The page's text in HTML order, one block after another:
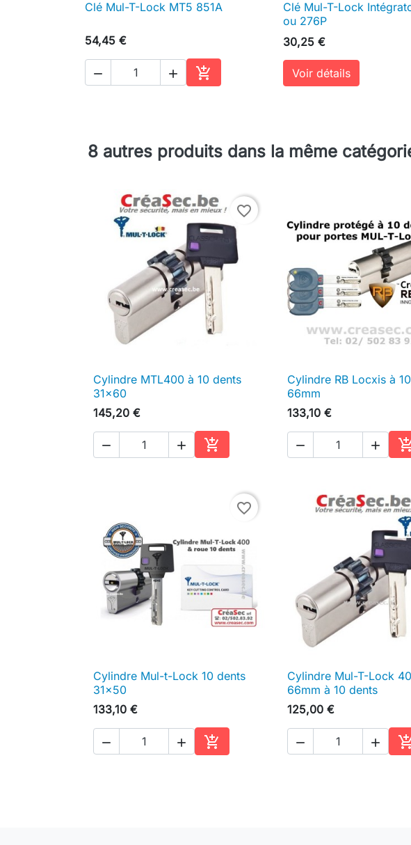
 Aperçu rapide
Clé Mul-T-Lock MT5 851A
54,45 €
  
Ajouter au panier
 Aperçu
Clé Mul-T-Lock
ou 276P
30,25 €
Voir détails
8 autres produits dans la même
favorite_border
 Aperçu rapide
Cylindre MTL400 à 10 dents
31x60
145,20 €
  
Ajouter au panier
 Aperçu
Cylindre RB Locxis à
66mm
133,10 €
 
favorite_border
 Aperçu rapide
Cylindre Mul-t-Lock 10 dents
31x50
133,10 €
  
Ajouter au panier
 Aperçu
Cylindre Mul-T-Lock
66mm à 10 dents
125,00 €
 